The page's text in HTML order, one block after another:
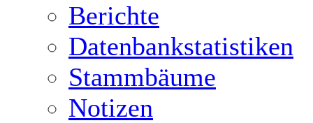
Berichte
Datenbankstatistiken
Stammbäume
Notizen